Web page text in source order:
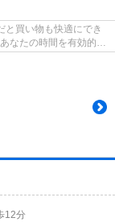
買い物も快適にでき
なたの時間を有効的に
12分